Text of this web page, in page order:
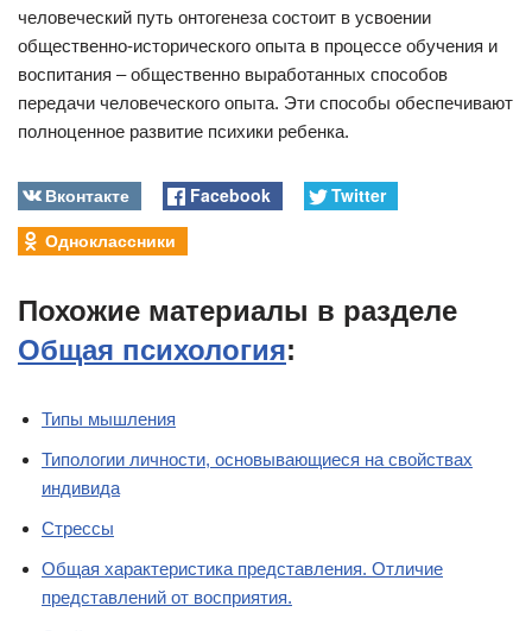
человеческий путь онтогенеза состоит в усвоении
общественно-исторического опыта в процессе обучения и
воспитания – общественно выработанных способов
передачи человеческого опыта. Эти способы обеспечивают
полноценное развитие психики ребенка.
Вконтакте Facebook
Twitter
Одноклассники
Похожие материалы в разделе
Общая психология:
Типы мышления
Типологии личности, основывающиеся на свойствах
индивида
Стрессы
Общая характеристика представления. Отличие
представлений от восприятия.